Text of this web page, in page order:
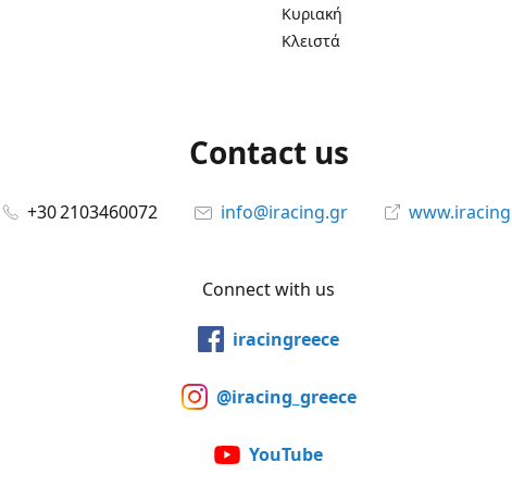
Κυριακή
Κλειστά
Contact us
+30 2103460072 info@iracing.gr
Connect with us
iracingreece
@iracing_greece
YouTube